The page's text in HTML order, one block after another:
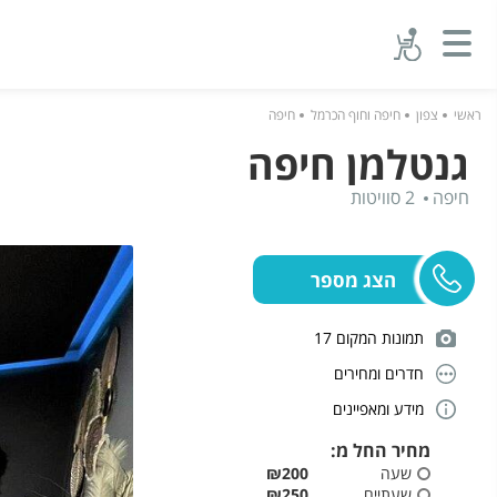
ראשי צפון חיפה וחוף הכרמל חיפה
גנטלמן חיפה
חיפה 2 סוויטות
תמונות המקום 17
חדרים ומחירים
מידע ומאפיינים
מחיר החל מ:
שעה
₪200